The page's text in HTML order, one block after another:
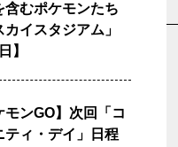
含むポケモンたち
カイスタジアム」
】
モンGO】次回「コ
ティ・デイ」日程